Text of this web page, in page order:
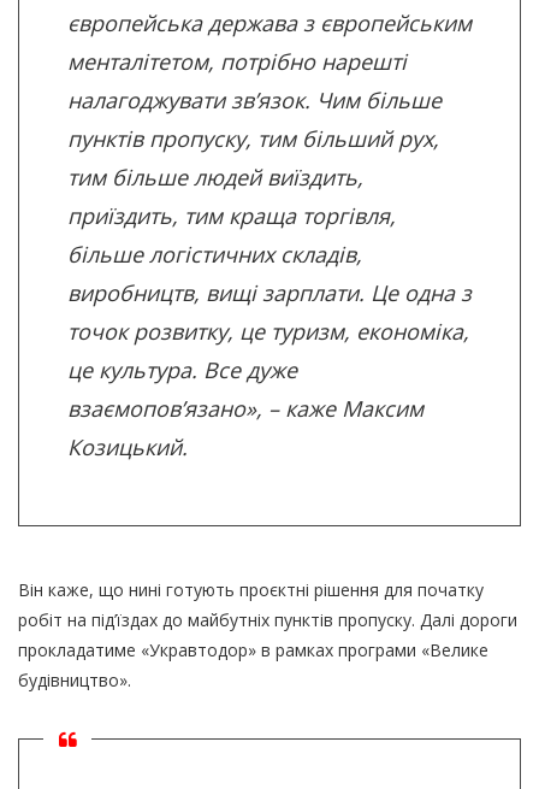
європейська держава з європейським
менталітетом, потрібно нарешті
налагоджувати зв’язок. Чим більше
пунктів пропуску, тим більший рух,
тим більше людей виїздить,
приїздить, тим краща торгівля,
більше логістичних складів,
виробництв, вищі зарплати. Це одна з
точок розвитку, це туризм, економіка,
це культура. Все дуже
взаємопов’язано», – каже Максим
Козицький.
Він каже, що нині готують проєктні рішення для початку
робіт на під’їздах до майбутніх пунктів пропуску. Далі дороги
прокладатиме «Укравтодор» в рамках програми «Велике
будівництво».